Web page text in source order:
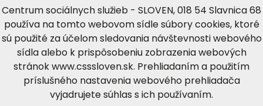
Centrum sociálnych služieb - SLOVEN, 018 54 Slavnica 68
používa na tomto webovom sídle súbory cookies, ktoré
sú použité za účelom sledovania návštevnosti webového
sídla alebo k prispôsobeniu zobrazenia webových
stránok www.csssloven.sk. Prehliadaním a použitím
príslušného nastavenia webového prehliadača
vyjadrujete súhlas s ich používaním.